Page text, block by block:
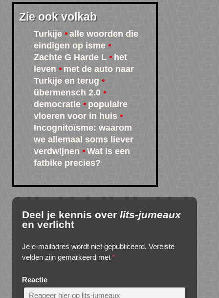
Zie ook volkab
Turkije
alle woorden die
eindigen op isme
Zachte G Harde L
het
leven
met de auto naar
Turkije en terug
übermensch 2.0
democratie
populaire
vloeren voor in huis
Incognitoïsme: waarom
we allemaal soms liever
verdwijnen
Wat is een
fatbike precies?
Deel je kennis over lits-jumeaux
en verlicht
Je e-mailadres wordt niet gepubliceerd. Vereiste
velden zijn gemarkeerd met *
Reactie